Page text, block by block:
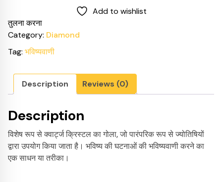
Add to wishlist
तुलना करना
Category: Diamond
Tag: भविष्यवाणी
Description Reviews (0)
Description
विशेष रूप से क्वार्ट्ज क्रिस्टल का गोला, जो पारंपरिक रूप से ज्योतिषियों
द्वारा उपयोग किया जाता है। भविष्य की घटनाओं की भविष्यवाणी करने का
एक साधन या तरीका।